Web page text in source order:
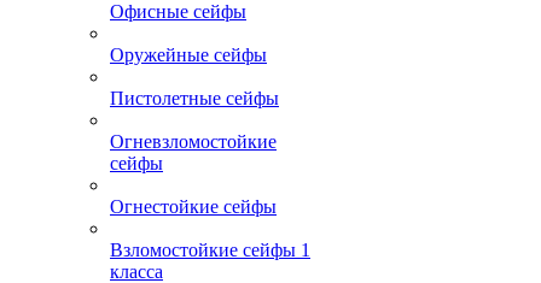
Офисные сейфы
Оружейные сейфы
Пистолетные сейфы
Огневзломостойкие
сейфы
Огнестойкие сейфы
Взломостойкие сейфы 1
класса